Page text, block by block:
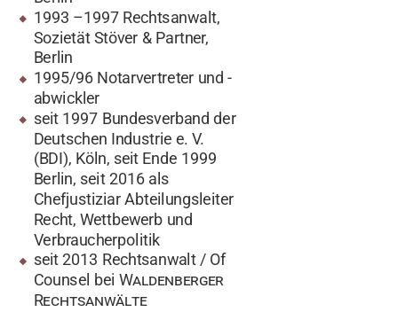
1993 –1997 Rechtsanwalt,
Sozietät Stöver & Partner,
Berlin
1995/96 Notarvertreter und -
abwickler
seit 1997 Bundesverband der
Deutschen Industrie e. V.
(BDI), Köln, seit Ende 1999
Berlin, seit 2016 als
Chefjustiziar Abteilungsleiter
Recht, Wettbewerb und
Verbraucherpolitik
seit 2013 Rechtsanwalt / Of
Counsel bei Waldenberger
Rechtsanwälte